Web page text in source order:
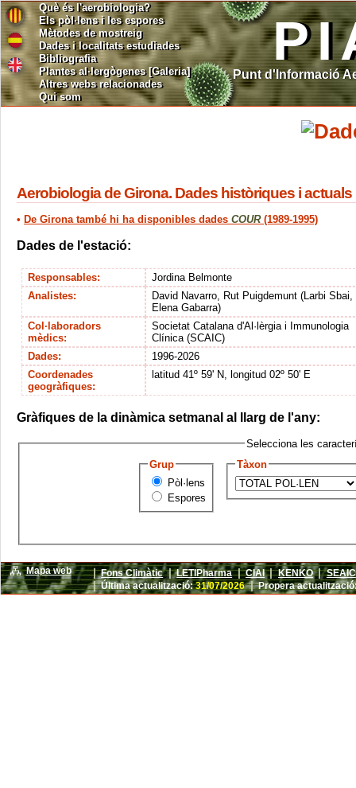
Què és l'aerobiologia?
Els pòl·lens i les espores
Mètodes de mostreig
Dades i localitats estudiades
Bibliografia
Plantes al·lergògenes [Galeria]
Altres webs relacionades
Qui som
Punt d'Informació
Aerobiologia de Girona. Dades històriques i actuals
• De Girona també hi ha disponibles dades COUR(1989-1995)
Dades de l'estació:
Responsables:
Jordina Belmonte
Analistes:
David Navarro, Rut Puigdemunt (Larbi Sbai,
Elena Gabarra)
Col·laboradors
mèdics:
Societat Catalana d'Al·lèrgia i Immunologia
Clínica (SCAIC)
Dades:
1996-2026
Coordenades
geogràfiques:
latitud 41º 59' N, longitud 02º 50' E
Gràfiques de la dinàmica setmanal al llarg de l'any:
Selecciona les
Grup
Pòl·lens
Espores
Tàxon
Mapa web | Fons Climàtic | LETIPharma | CIAI | KENKO | SEAIC
| Última actualització:31/07/2026 | Propera